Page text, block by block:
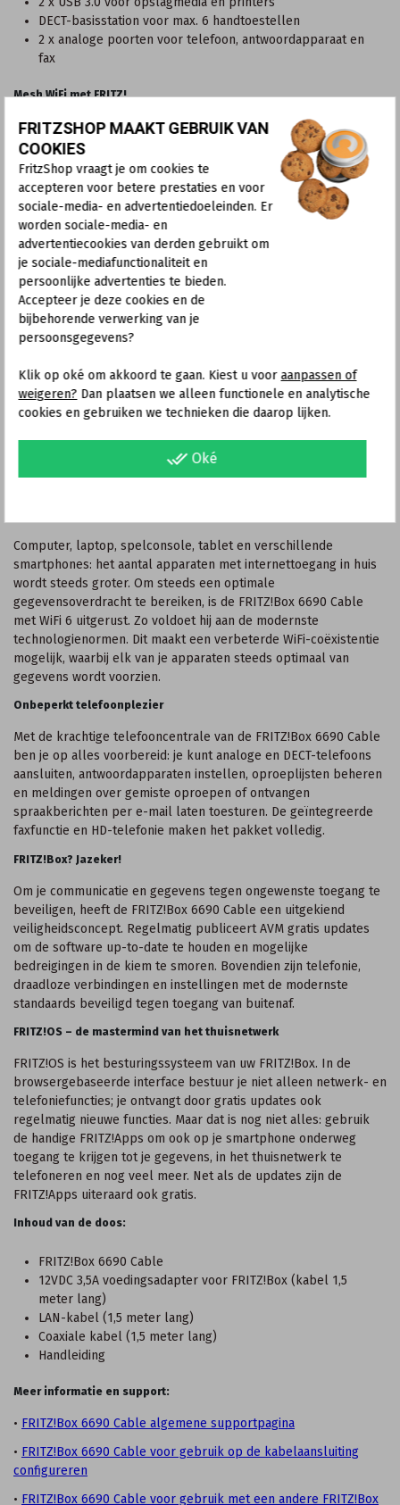
DECT-basisstation voor max. 6 handtoestellen
2 x analoge poorten voor telefoon, antwoordapparaat en
fax
Mesh WiFi met FRITZ!
Om video's, muziek en foto's in het thuisnetwerk naadloos tot in
de verste hoekjes van elke kamer te sturen, maakt de FRITZ!Box
6690 Cable gebruik van Mesh WiFi. De verdeelde FRITZ!-
apparaten werken in een enkel netwerk, communiceren
onderling en optimaliseren de prestaties van alle WiFi-
apparaten. Met Mesh geniet je heel eenvoudig van optimale
snelheid bij het surfen, afspelen van video's of gamen.
Adembenemende televisie in HD en je lievelingsmuziek wachten
nu op jou – en niet omgekeerd.
Adembenemende snelheid
De krachtige DOCSIS 3.1 kabelmodem biedt tot 6 Gbit/s
EuroDOCSIS 3.0. Snelle WiFi 6 maakt voor al je multimedia-
apparaten draadloze internettoegang mogelijk, Multi User-MIMO
zorgt ook bij parallel gebruik van verschillende apparaten voor
aansluiting, drie 1 Gigabit LAN-aansluitingen en een krachtige
telefooncentrale met veel functies maken de uitrusting
Computer, laptop, spelconsole, tablet en verschillende
smartphones: het aantal apparaten met internettoegang in huis
wordt steeds groter. Om steeds een optimale
gegevensoverdracht te bereiken, is de FRITZ!Box 6690 Cable
met WiFi 6 uitgerust. Zo voldoet hij aan de modernste
technologienormen. Dit maakt een verbeterde WiFi-coëxistentie
mogelijk, waarbij elk van je apparaten steeds optimaal van
gegevens wordt voorzien.
Onbeperkt telefoonplezier
Met de krachtige telefooncentrale van de FRITZ!Box 6690 Cable
ben je op alles voorbereid: je kunt analoge en DECT-telefoons
aansluiten, antwoordapparaten instellen, oproeplijsten beheren
en meldingen over gemiste oproepen of ontvangen
spraakberichten per e-mail laten toesturen. De geïntegreerde
faxfunctie en HD-telefonie maken het pakket volledig.
FRITZ!Box? Jazeker!
Om je communicatie en gegevens tegen ongewenste toegang te
beveiligen, heeft de FRITZ!Box 6690 Cable een uitgekiend
veiligheidsconcept. Regelmatig publiceert AVM gratis updates
om de software up-to-date te houden en mogelijke
bedreigingen in de kiem te smoren. Bovendien zijn telefonie,
draadloze verbindingen en instellingen met de modernste
standaards beveiligd tegen toegang van buitenaf.
FRITZ!OS – de mastermind van het thuisnetwerk
FRITZ!OS is het besturingssysteem van uw FRITZ!Box. In de
browsergebaseerde interface bestuur je niet alleen netwerk- en
telefoniefuncties; je ontvangt door gratis updates ook
regelmatig nieuwe functies. Maar dat is nog niet alles: gebruik
de handige FRITZ!Apps om ook op je smartphone onderweg
toegang te krijgen tot je gegevens, in het thuisnetwerk te
telefoneren en nog veel meer. Net als de updates zijn de
FRITZ!Apps uiteraard ook gratis.
Inhoud van de doos:
FRITZ!Box 6690 Cable
12VDC 3,5A voedingsadapter voor FRITZ!Box (kabel 1,5
meter lang)
LAN-kabel (1,5 meter lang)
Coaxiale kabel (1,5 meter lang)
Handleiding
Meer informatie en support:
• FRITZ!Box 6690 Cable algemene supportpagina
• FRITZ!Box 6690 Cable voor gebruik op de kabelaansluiting
configureren
• FRITZ!Box 6690 Cable voor gebruik met een andere FRITZ!Box
FRITZSHOP MAAKT GEBRUIK VAN
COOKIES
FritzShop vraagt je om cookies te
accepteren voor betere prestaties en voor
sociale-media- en advertentiedoeleinden. Er
worden sociale-media- en
advertentiecookies van derden gebruikt om
je sociale-mediafunctionaliteit en
persoonlijke advertenties te bieden.
Accepteer je deze cookies en de
bijbehorende verwerking van je
persoonsgegevens?
Klik op oké om akkoord te gaan. Kiest u vooraanpassen of
weigeren? Dan plaatsen we alleen functionele en analytische
cookies en gebruiken we technieken die daarop lijken.
done_all Oké